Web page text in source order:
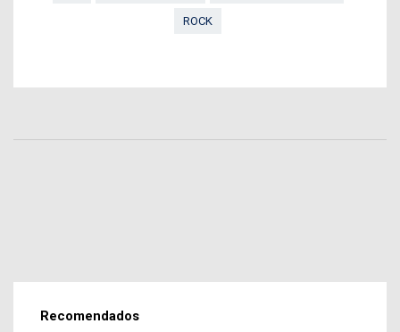
ROCK
Recomendados